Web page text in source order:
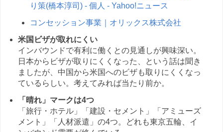
り策(橋本淳司) - 個人 - Yahoo!ニュース
コンセッション事業｜オリックス株式会社
米国ビザが取れにくい
インバウンドで有利に働くとの見通しが興味深い。
日本からビザが取りにくくなった、という話は聞き
ましたが、中国から米国へのビザも取りにくくなっ
ているらしい。考えてみれば当たり前か。
「晴れ」マークは4つ
「旅行・ホテル」「建設・セメント」「アミューズ
メント」「人材派遣」の4つ。どれも東京五輪、イ